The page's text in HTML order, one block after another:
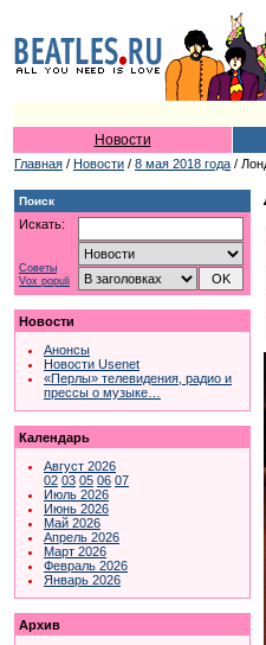
Новости
Главная / Новости / 8 мая 2018 года /
Поиск
Искать:
Советы
Vox populi
Новости
Анонсы
Новости Usenet
«Перлы» телевидения, радио и
прессы о музыке…
Календарь
Август 2026
02 03 05 06 07
Июль 2026
Июнь 2026
Май 2026
Апрель 2026
Март 2026
Февраль 2026
Январь 2026
Архив